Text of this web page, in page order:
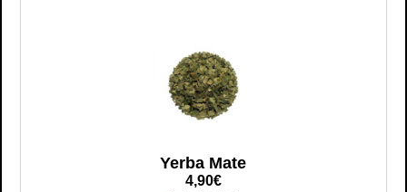
Yerba Mate
4,90€